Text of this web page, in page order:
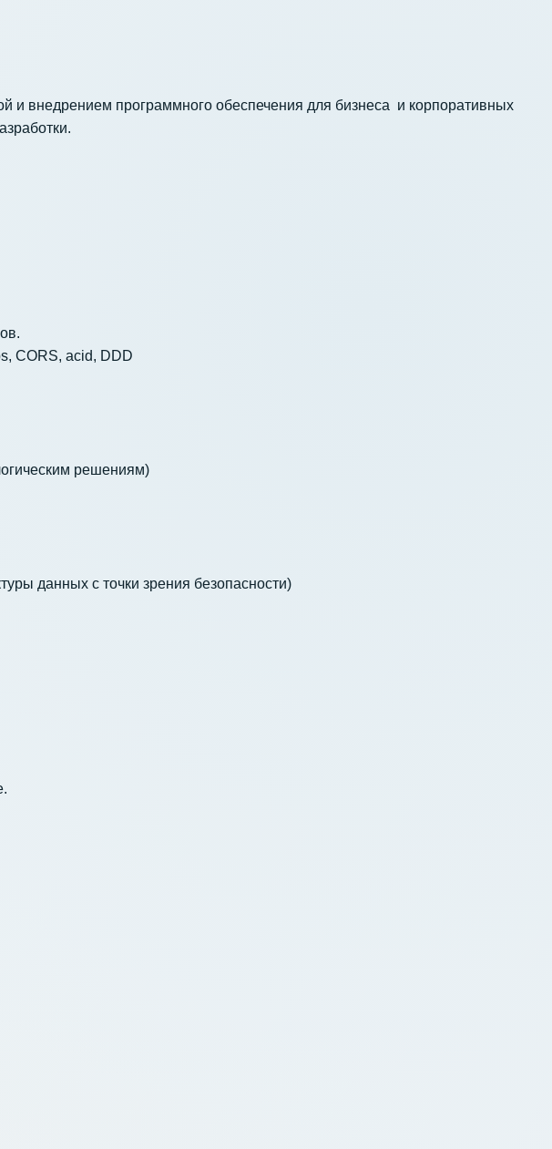
и внедрением программного обеспечения для бизнеса и корпоративных
CORS, acid, DDD
решениям)
данных с точки зрения безопасности)